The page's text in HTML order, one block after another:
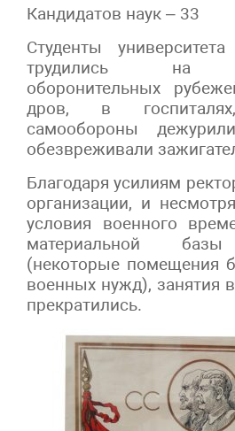
Кандидатов наук – 33
Студенты
трудились на
оборонительных
дров, в
самообороны
обезвреживали
Благодаря усилиям
организации, и
условия военного
материальной базы
(некоторые помещения
военных нужд), занятия
прекратились.